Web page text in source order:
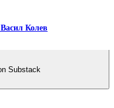
Колев
Substack